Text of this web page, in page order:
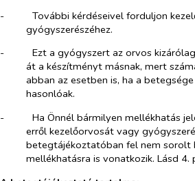
-​
További kérdéseivel forduljon
gyógyszerészéhez.
-​
Ezt a gyógyszert az orvos
át a készítményt másnak, mert
abban az esetben is, ha a
hasonlóak.
-​
Ha Önnél bármilyen mellékhatás
erről kezelőorvosát vagy
betegtájékoztatóban fel nem sorolt
mellékhatásra is vonatkozik. Lásd 4.